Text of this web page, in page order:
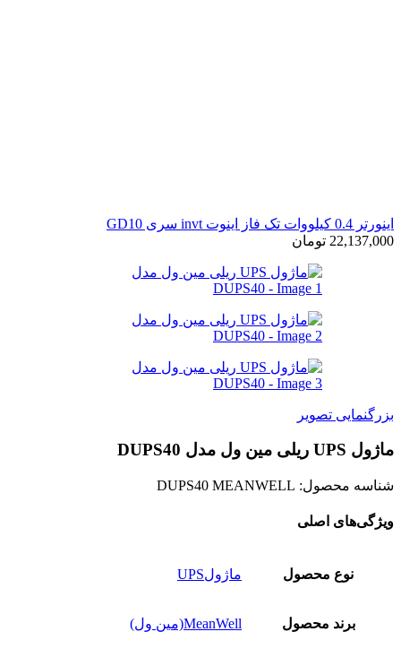
اينورتر 0.4 کیلووات تک فاز اینوت invt سری GD10
22,137,000 تومان
بزرگنمایی تصویر
ماژول UPS ریلی مین ول مدل DUPS40
شناسه محصول: DUPS40 MEANWELL
ویژگی‌های اصلی
نوع محصول ماژولUPS
برند محصول MeanWell(مین ول)